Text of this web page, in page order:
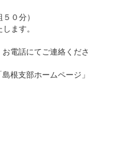
５０分）
ます。
電話にてご連絡くださ
根支部ホームページ」